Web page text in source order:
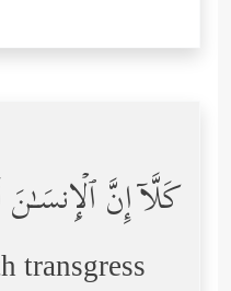
كَلَّاۤ إِنَّ
transgress